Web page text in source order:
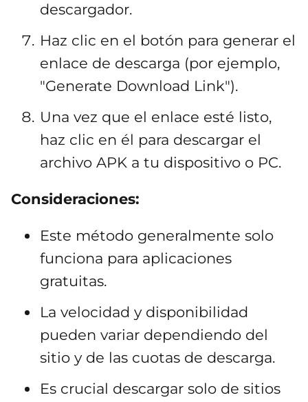
descargador.
Haz clic en el botón para generar el
enlace de descarga (por ejemplo,
"Generate Download Link").
Una vez que el enlace esté listo,
haz clic en él para descargar el
archivo APK a tu dispositivo o PC.
Consideraciones:
Este método generalmente solo
funciona para aplicaciones
gratuitas.
La velocidad y disponibilidad
pueden variar dependiendo del
sitio y de las cuotas de descarga.
Es crucial descargar solo de sitios